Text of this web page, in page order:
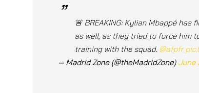
🚨 BREAKING: Kylian Mbappé
as well, as they tried to force him
training with the squad. @afpfr
— Madrid Zone (@theMadridZone) June